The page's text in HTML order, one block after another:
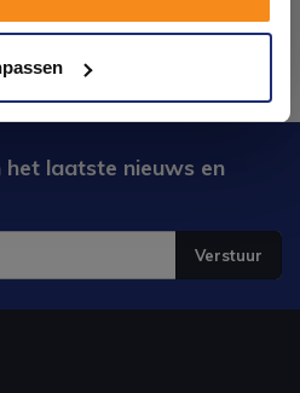
laatste nieuws en
Verstuur
zelf het verschil!